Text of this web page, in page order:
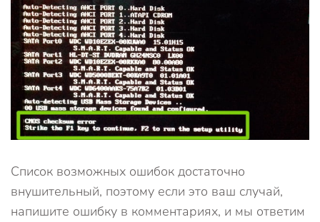
Список возможных ошибок достаточно
внушительный, поэтому если это ваш случай,
напишите ошибку в комментариях, и мы ответим